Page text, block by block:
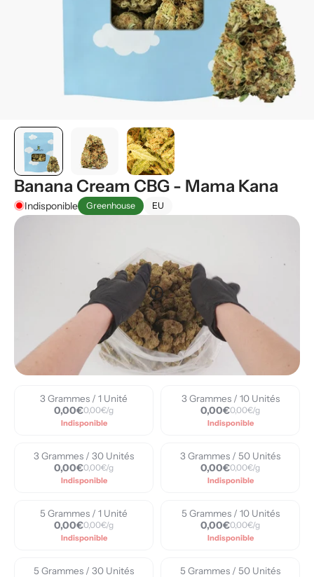
Banana Cream CBG - Mama Kana
Indisponible Greenhouse EU
play_circle
3 Grammes / 1 Unité
0,00€0,00€/g
Indisponible
3 Grammes / 10 Unités
0,00€0,00€/g
Indisponible
3 Grammes / 30 Unités
0,00€0,00€/g
Indisponible
3 Grammes / 50 Unités
0,00€0,00€/g
Indisponible
5 Grammes / 1 Unité
0,00€0,00€/g
Indisponible
5 Grammes / 10 Unités
0,00€0,00€/g
Indisponible
5 Grammes / 30 Unités 5 Grammes / 50 Unités